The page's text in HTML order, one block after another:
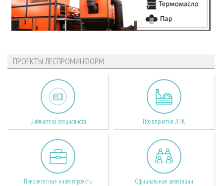
ПРОЕКТЫ ЛЕСПРОМИНФОРМ
Библиотека специалиста Предприятия ЛПК
Приоритетные инвестпроекты Официальные делегации